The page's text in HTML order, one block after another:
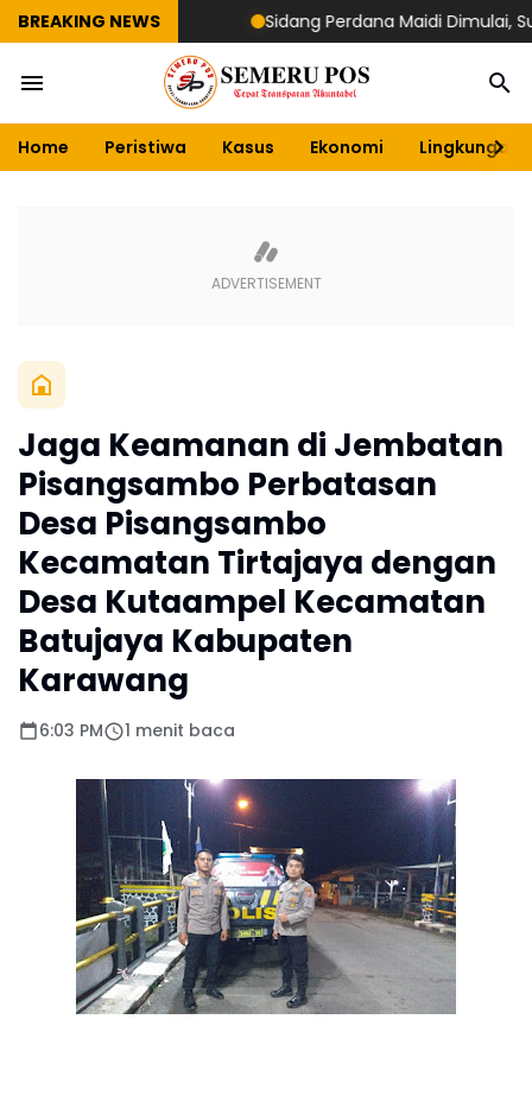
BREAKING NEWS Sidang Perdana Maidi Dimulai,
Home Peristiwa Kasus Ekonomi Lingkungan
Jaga Keamanan di Jembatan
Pisangsambo Perbatasan
Desa Pisangsambo
Kecamatan Tirtajaya dengan
Desa Kutaampel Kecamatan
Batujaya Kabupaten
Karawang
6:03 PM 1 menit baca